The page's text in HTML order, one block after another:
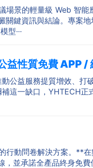
的輕量級 Web 智能
關鍵資訊與結論。專
···
性質免費 APP /
公益服務提質增效、
這一缺口，YHTECH
動問卷解決方案。**
並承諾全產品終身免